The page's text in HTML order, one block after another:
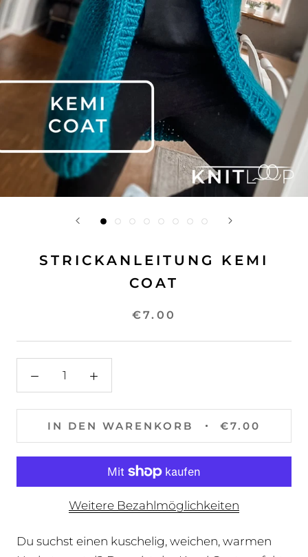
STRICKANLEITUNG KEMI
COAT
€7.00
IN DEN WARENKORB €7.00
Weitere Bezahlmöglichkeiten
Du suchst einen kuschelig, weichen, warmen